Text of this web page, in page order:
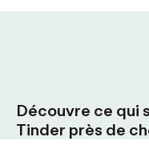
Découvre ce qui
Tinder près de